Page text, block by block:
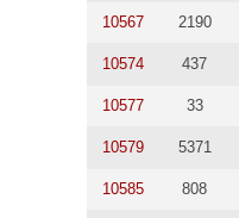
10567 2190
10574 437
10577 33
10579 5371
10585 808